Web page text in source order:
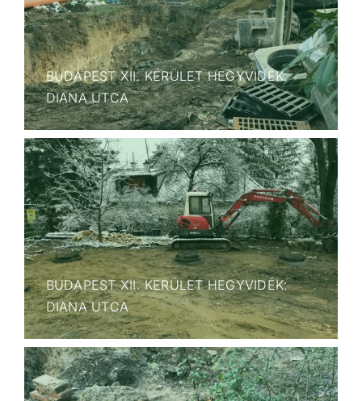
BUDAPEST XII. KERÜLET HEGYVIDÉK:
DIANA UTCA
BUDAPEST XII. KERÜLET HEGYVIDÉK:
DIANA UTCA